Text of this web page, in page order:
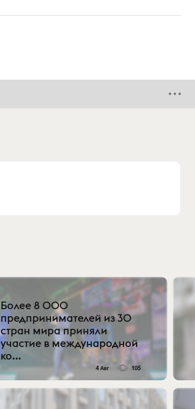
Более 8 000
предпринимателей из 30
стран мира приняли
участие в международной
ко...
4 Авг 105